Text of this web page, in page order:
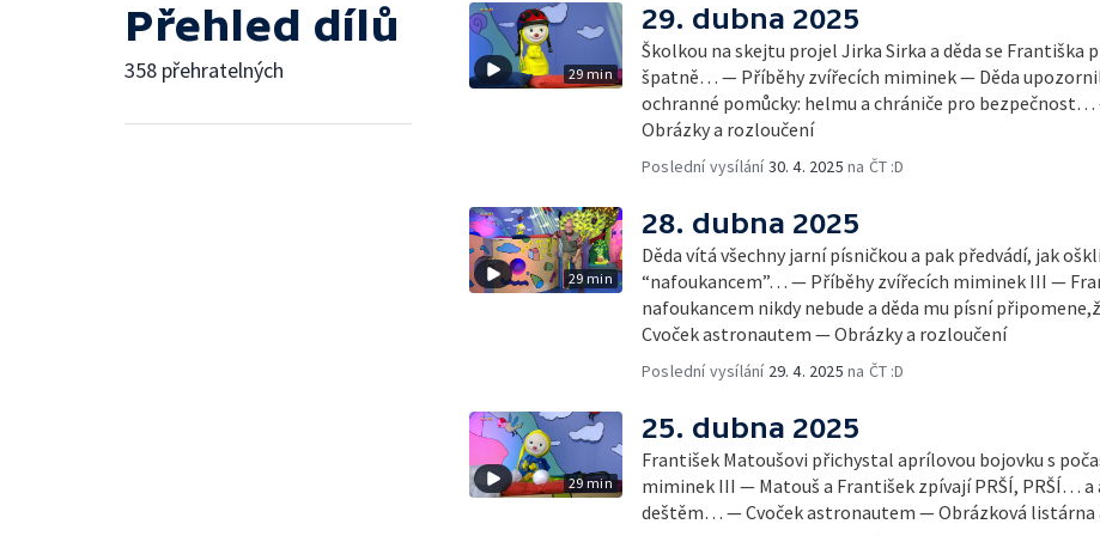
Přehled dílů
358 přehratelných 29 min
29. dubna 2025
Školkou na skejtu projel Jirka Sirka a děda se Františka
špatně… — Příběhy zvířecích miminek — Děda
ochranné pomůcky: helmu a chrániče pro
Obrázky a rozloučení
Poslední vysílání30. 4. 2025 na ČT :D
29 min
28. dubna 2025
Děda vítá všechny jarní písničkou a pak předvádí, jak
“nafoukancem”… — Příběhy zvířecích miminek III —
nafoukancem nikdy nebude a děda mu písní
Cvoček astronautem — Obrázky a rozloučení
Poslední vysílání 29. 4. 2025 na ČT :D
29 min
25. dubna 2025
František Matoušovi přichystal aprílovou bojovku s
miminek III — Matouš a František zpívají PRŠÍ, PRŠÍ…
deštěm… — Cvoček astronautem — Obrázková listárna